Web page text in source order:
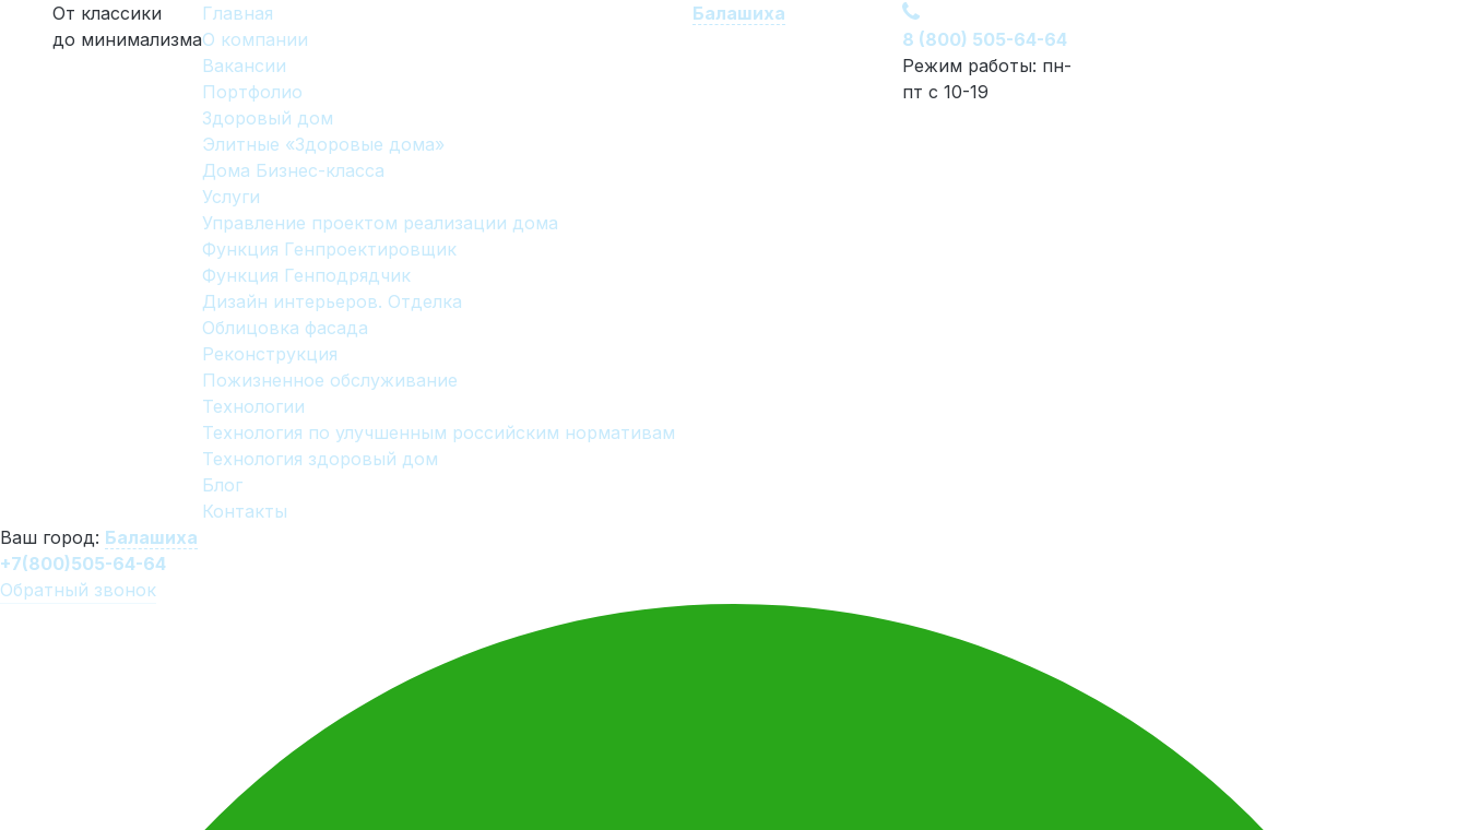
От классики
до минимализма
Главная
О компании
Вакансии
Портфолио
Здоровый дом
Элитные «Здоровые дома»
Дома Бизнес-класса
Услуги
Управление проектом реализации дома
Функция Генпроектировщик
Функция Генподрядчик
Дизайн интерьеров. Отделка
Облицовка фасада
Реконструкция
Пожизненное обслуживание
Технологии
Технология по улучшенным российским нормативам
Технология здоровый дом
Блог
Контакты
Балашиха
8 (800) 505-64-64
Режим работы: пн-
пт с 10-19
Ваш город: Балашиха
+7(800)505-64-64
Обратный звонок